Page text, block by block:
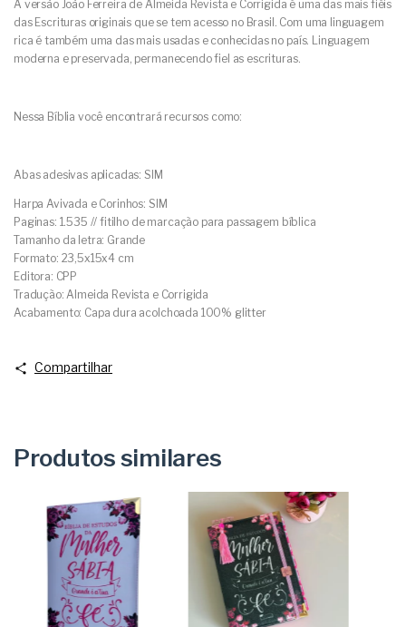
A versão João Ferreira de Almeida Revista e Corrigida é uma das mais fiéis
das Escrituras originais que se tem acesso no Brasil. Com uma linguagem
rica é também uma das mais usadas e conhecidas no país. Linguagem
moderna e preservada, permanecendo fiel as escrituras.
Nessa Bíblia você encontrará recursos como:
Abas adesivas aplicadas: SIM
Harpa Avivada e Corinhos: SIM
Paginas: 1.535 // fitilho de marcação para passagem bíblica
Tamanho da letra: Grande
Formato: 23,5x15x4 cm
Editora: CPP
Tradução: Almeida Revista e Corrigida
Acabamento: Capa dura acolchoada 100% glitter
Compartilhar
Produtos similares